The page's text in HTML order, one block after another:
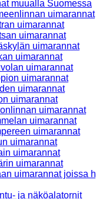
muualla Suomessa
uimarannat
uimarannat
uimarannat
uimarannat
uimarannat
uimarannat
uimarannat
uimarannat
uimarannat
uimarannat
uimarannat
uimarannat
uimarannat
uimarannat
uimarannat
uimarannat joissa
ja näköalatornit